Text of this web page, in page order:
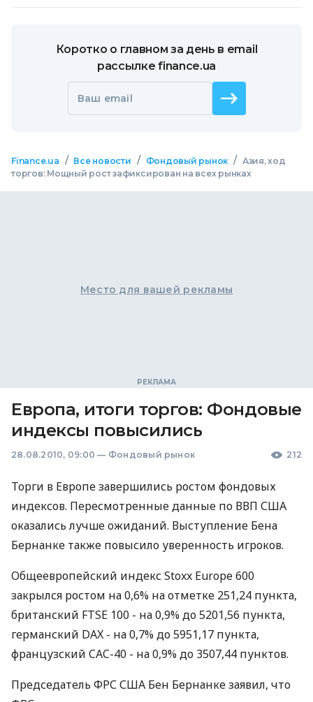
Коротко о главном за день в email
рассылке finance.ua
Ваш email
Finance.ua / Все новости / Фондовый рынок / Азия, ход
торгов: Мощный рост зафиксирован на всех рынках
Место для вашей рекламы
Европа, итоги торгов: Фондовые
индексы повысились
28.08.2010, 09:00 — Фондовый рынок 212
Торги в Европе завершились ростом фондовых
индексов. Пересмотренные данные по ВВП США
оказались лучше ожиданий. Выступление Бена
Бернанке также повысило уверенность игроков.
Общеевропейский индекс Stoxx Europe 600
закрылся ростом на 0,6% на отметке 251,24 пункта,
британский FTSE 100 - на 0,9% до 5201,56 пункта,
германский DAX - на 0,7% до 5951,17 пункта,
французский CAC-40 - на 0,9% до 3507,44 пунктов.
Председатель ФРС США Бен Бернанке заявил, что